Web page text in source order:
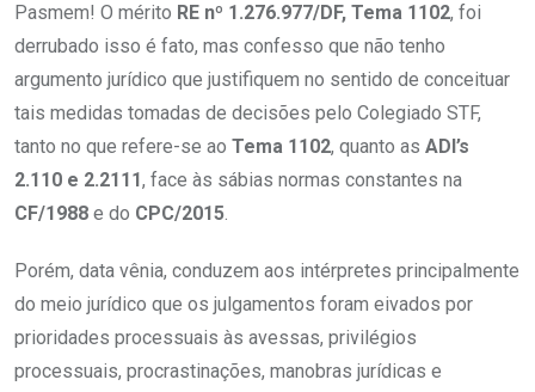
Pasmem! O mérito RE nº 1.276.977/DF, Tema 1102, foi
derrubado isso é fato, mas confesso que não tenho
argumento jurídico que justifiquem no sentido de conceituar
tais medidas tomadas de decisões pelo Colegiado STF,
tanto no que refere-se ao Tema 1102, quanto as ADI’s
2.110 e 2.2111, face às sábias normas constantes na
CF/1988 e do CPC/2015.
Porém, data vênia, conduzem aos intérpretes principalmente
do meio jurídico que os julgamentos foram eivados por
prioridades processuais às avessas, privilégios
processuais, procrastinações, manobras jurídicas e